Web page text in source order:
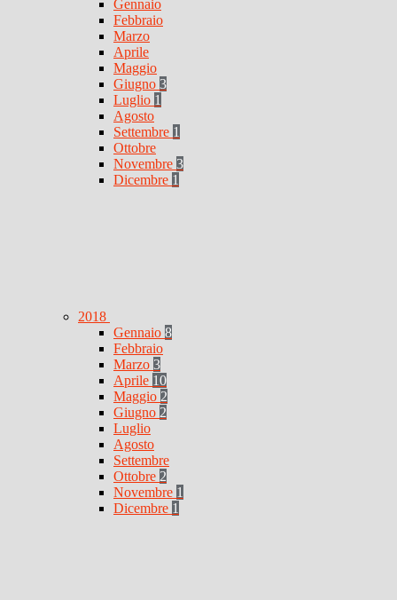
Gennaio
Febbraio
Marzo
Aprile
Maggio
Giugno 3
Luglio 1
Agosto
Settembre 1
Ottobre
Novembre 3
Dicembre 1
2018
Gennaio 8
Febbraio
Marzo 3
Aprile 10
Maggio 2
Giugno 2
Luglio
Agosto
Settembre
Ottobre 2
Novembre 1
Dicembre 1